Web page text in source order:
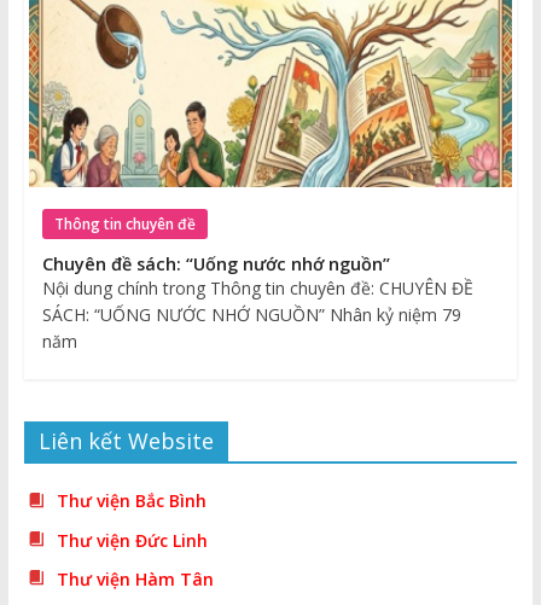
Thông tin chuyên đề
Chuyên đề sách: “Uống nước nhớ nguồn”
Nội dung chính trong Thông tin chuyên đề: CHUYÊN ĐỀ
SÁCH: “UỐNG NƯỚC NHỚ NGUỒN” Nhân kỷ niệm 79
năm
Liên kết Website
Thư viện Bắc Bình
Thư viện Đức Linh
Thư viện Hàm Tân